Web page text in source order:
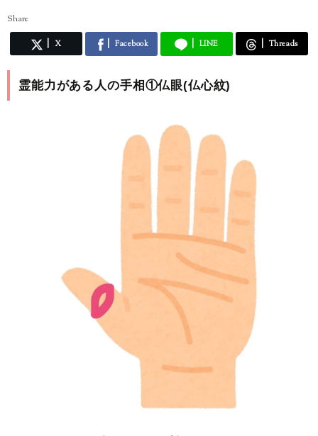
Share
X Facebook LINE Threads
霊能力がある人の手相①仏眼(仏心紋)